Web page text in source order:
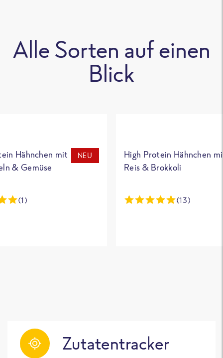
Alle Sorten auf einen
Blick
Hähnchen mit
& Gemüse
NEU
(1)
High Protein Hähnchen
Reis & Brokkoli
(13)
Zutatentracker